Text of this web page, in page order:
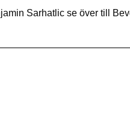
Sarhatlic se över till